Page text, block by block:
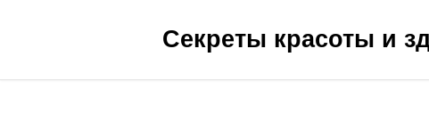
Секреты красоты и